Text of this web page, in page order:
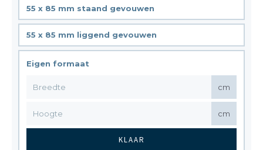
55 x 85 mm staand gevouwen
55 x 85 mm liggend gevouwen
Eigen formaat
cm
cm
KLAAR